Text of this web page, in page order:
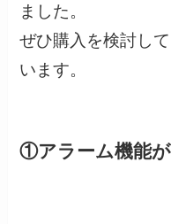
ました。
ぜひ購入を検討し
います。
①アラーム機能